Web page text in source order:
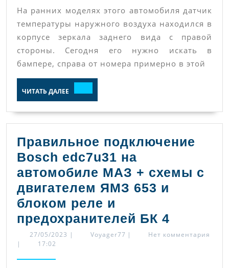
воздуха
и
блок
Benz
Actros
На ранних моделях этого автомобиля датчик
температуры наружного воздуха находился в
корпусе зеркала заднего вида с правой
стороны. Сегодня его нужно искать в
бампере, справа от номера примерно в этой
ЧИТАТЬ ДАЛЕЕ ДАЛЕЕ
Правильное подключение
Bosch edc7u31 на
автомобиле МАЗ + схемы с
двигателем ЯМЗ 653 и
блоком реле и
предохранителей БК 4
27/05/2023 27/05/2023
| Voyager77 Voyager77
|
Нет комментария
|
17:02